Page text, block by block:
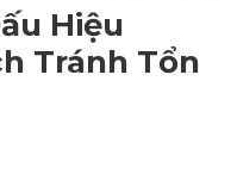
Hiệu
Tránh Tổn